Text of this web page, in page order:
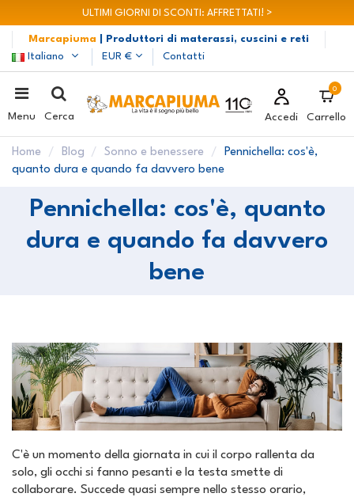
ULTIMI GIORNI DI SCONTI: AFFRETTATI! >
Marcapiuma
| Produttori di materassi, cuscini e reti
Italiano
EUR € Contatti
Menu Cerca Accedi
0
Carrello
Home Blog Sonno e benessere
Pennichella: cos'è,
quanto dura e quando fa davvero bene
Pennichella: cos'è, quanto
dura e quando fa davvero
bene
C'è un momento della giornata in cui il corpo rallenta da
solo, gli occhi si fanno pesanti e la testa smette di
collaborare. Succede quasi sempre nello stesso orario,